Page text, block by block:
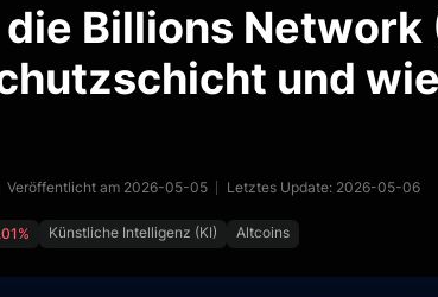
Billions Network
und
Veröffentlicht am 2026-05-05 Letztes Update: 2026-05-06
Künstliche Intelligenz (KI) Altcoins